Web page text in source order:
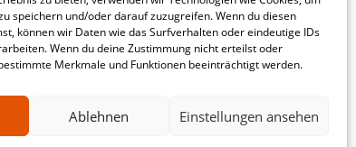
speichern und/oder darauf zuzugreifen. Wenn du diesen
können wir Daten wie das Surfverhalten oder eindeutige IDs
Wenn du deine Zustimmung nicht erteilst oder
Merkmale und Funktionen beeinträchtigt werden.
Ablehnen Einstellungen ansehen